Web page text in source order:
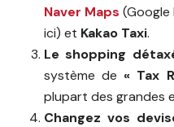
Naver Maps
ici) et Kakao Taxi.
Le shopping
système de« Tax
plupart des grandes
Changez vos